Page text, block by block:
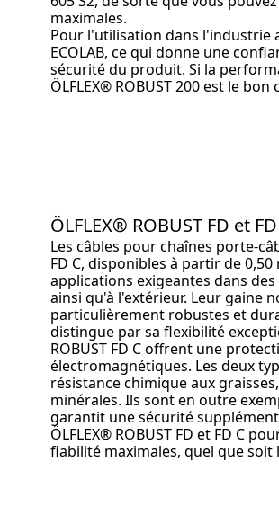
maximales.
Pour l'utilisation dans l'industrie
ECOLAB, ce qui donne une
sécurité du produit. Si la
ÖLFLEX® ROBUST 200 est le
ÖLFLEX® ROBUST FD et
Les câbles pour chaînes porte-
FD C, disponibles à partir de
applications exigeantes dans
ainsi qu'à l'extérieur. Leur gaine
particulièrement robustes et
distingue par sa flexibilité
ROBUST FD C offrent une
électromagnétiques. Les deux
résistance chimique aux
minérales. Ils sont en outre
garantit une sécurité
ÖLFLEX® ROBUST FD et FD C
fiabilité maximales, quel que